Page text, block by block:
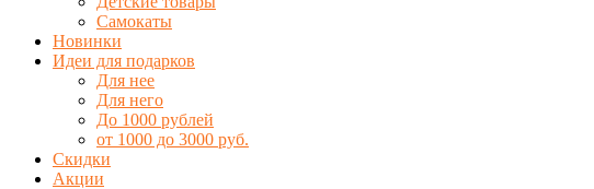
Самокаты
Новинки
Идеи для подарков
Для нее
Для него
До 1000 рублей
от 1000 до 3000 руб.
Скидки
Акции